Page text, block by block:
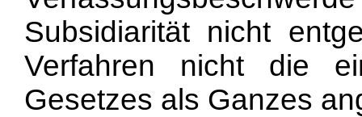
Subsidiarität nicht
Verfahren nicht die
Gesetzes als Ganzes